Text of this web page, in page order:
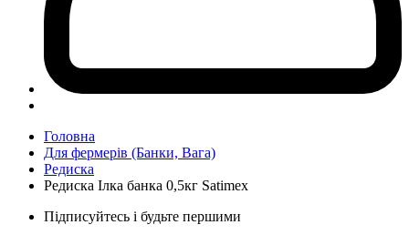
Головна
Для фермерів (Банки, Вага)
Редиска
Редиска Ілка банка 0,5кг Satimex
Підписуйтесь і будьте першими